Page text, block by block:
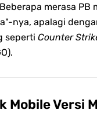
merasa PB
nya, apalagi
seperti Counter
Mobile Versi